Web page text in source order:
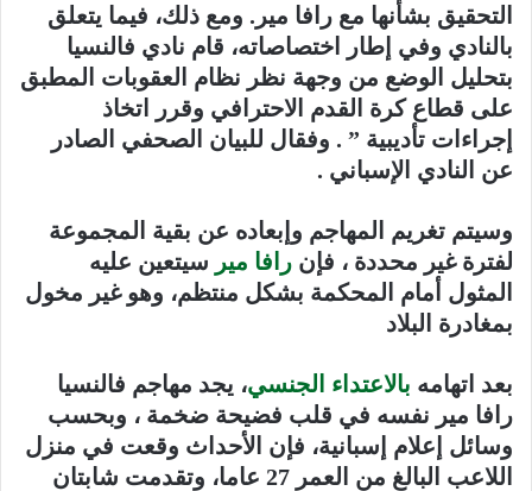
التحقيق بشأنها مع رافا مير. ومع ذلك، فيما يتعلق
بالنادي وفي إطار اختصاصاته، قام نادي فالنسيا
بتحليل الوضع من وجهة نظر نظام العقوبات المطبق
على قطاع كرة القدم الاحترافي وقرر اتخاذ
إجراءات تأديبية ” . وفقال للبيان الصحفي الصادر
عن النادي الإسباني .
وسيتم تغريم المهاجم وإبعاده عن بقية المجموعة
لفترة غير محددة ، فإن رافا مير سيتعين عليه
المثول أمام المحكمة بشكل منتظم، وهو غير مخول
بمغادرة البلاد
بعد اتهامه بالاعتداء الجنسي، يجد مهاجم فالنسيا
رافا مير نفسه في قلب فضيحة ضخمة ، وبحسب
وسائل إعلام إسبانية، فإن الأحداث وقعت في منزل
اللاعب البالغ من العمر 27 عاما، وتقدمت شابتان